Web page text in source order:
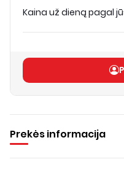
Kaina už dieną pagal
Prekės informacija